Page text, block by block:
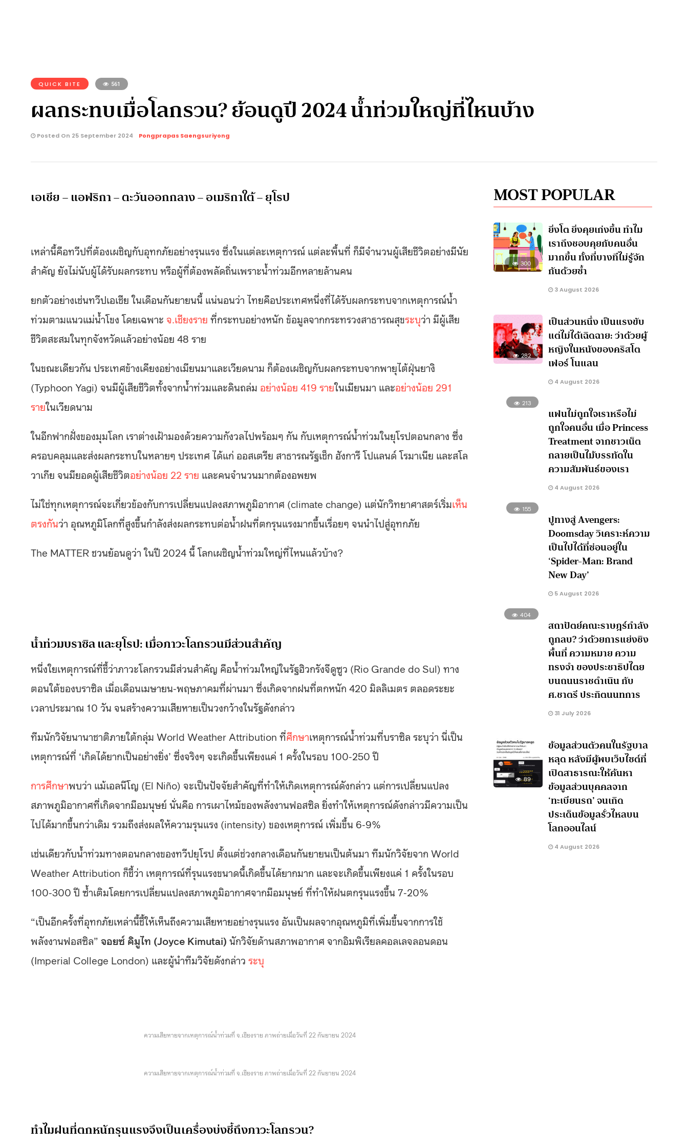
QUICK BITE 561
ผลกระทบเมื่อโลกรวน? ย้อนดูปี 2024 น้ำท่วมใหญ่ที่ไหนบ้าง
Posted On 25 September 2024 Pongprapas Saengsuriyong
เอเชีย – แอฟริกา – ตะวันออกกลาง – อเมริกาใต้ – ยุโรป
เหล่านี้คือทวีปที่ต้องเผชิญกับอุทกภัยอย่างรุนแรง ซึ่งในแต่ละเหตุการณ์ แต่ละพื้นที่ ก็มีจำนวนผู้เสียชีวิตอย่างมีนัย
สำคัญ ยังไม่นับผู้ได้รับผลกระทบ หรือผู้ที่ต้องพลัดถิ่นเพราะน้ำท่วมอีกหลายล้านคน
ยกตัวอย่างเช่นทวีปเอเชีย ในเดือนกันยายนนี้ แน่นอนว่า ไทยคือประเทศหนึ่งที่ได้รับผลกระทบจากเหตุการณ์น้ำ
ท่วมตามแนวแม่น้ำโขง โดยเฉพาะ จ.เชียงราย ที่กระทบอย่างหนัก ข้อมูลจากกระทรวงสาธารณสุขระบุว่า มีผู้เสีย
ชีวิตสะสมในทุกจังหวัดแล้วอย่างน้อย 48 ราย
ในขณะเดียวกัน ประเทศข้างเคียงอย่างเมียนมาและเวียดนาม ก็ต้องเผชิญกับผลกระทบจากพายุไต้ฝุ่นยางิ
(Typhoon Yagi) จนมีผู้เสียชีวิตทั้งจากน้ำท่วมและดินถล่ม อย่างน้อย 419 รายในเมียนมา และอย่างน้อย 291
รายในเวียดนาม
ในอีกฟากฝั่งของมุมโลก เราต่างเฝ้ามองด้วยความกังวลไปพร้อมๆ กัน กับเหตุการณ์น้ำท่วมในยุโรปตอนกลาง ซึ่ง
ครอบคลุมและส่งผลกระทบในหลายๆ ประเทศ​ ได้แก่ ออสเตรีย สาธารณรัฐเช็ก ฮังการี โปแลนด์ โรมาเนีย และสโล
วาเกีย จนมียอดผู้เสียชีวิตอย่างน้อย 22 ราย และคนจำนวนมากต้องอพยพ
ไม่ใช่ทุกเหตุการณ์จะเกี่ยวข้องกับการเปลี่ยนแปลงสภาพภูมิอากาศ (climate change) แต่นักวิทยาศาสตร์เริ่มเห็น
ตรงกันว่า อุณหภูมิโลกที่สูงขึ้นกำลังส่งผลกระทบต่อน้ำฝนที่ตกรุนแรงมากขึ้นเรื่อยๆ จนนำไปสู่อุทกภัย
The MATTER ชวนย้อนดูว่า ในปี 2024 นี้ โลกเผชิญน้ำท่วมใหญ่ที่ไหนแล้วบ้าง?
น้ำท่วมบราซิล และยุโรป: เมื่อภาวะโลกรวนมีส่วนสำคัญ
หนึ่งใยเหตุการณ์ที่ชี้ว่าภาวะโลกรวนมีส่วนสำคัญ คือน้ำท่วมใหญ่ในรัฐฮิวกรังจีดูซูว (Rio Grande do Sul) ทาง
ตอนใต้ของบราซิล เมื่อเดือนเมษายน-พฤษภาคมที่ผ่านมา ซึ่งเกิดจากฝนที่ตกหนัก 420 มิลลิเมตร ตลอดระยะ
เวลาประมาณ 10 วัน จนสร้างความเสียหายเป็นวงกว้างในรัฐดังกล่าว
ทีมนักวิจัยนานาชาติภายใต้กลุ่ม World Weather Attribution ที่ศึกษาเหตุการณ์น้ำท่วมที่บราซิล ระบุว่า นี่เป็น
เหตุการณ์ที่ ‘เกิดได้ยากเป็นอย่างยิ่ง’ ซึ่งจริงๆ จะเกิดขึ้นเพียงแค่ 1 ครั้งในรอบ 100-250 ปี
การศึกษาพบว่า แม้เอลนีโญ (El Niño) จะเป็นปัจจัยสำคัญที่ทำให้เกิดเหตุการณ์ดังกล่าว แต่การเปลี่ยนแปลง
สภาพภูมิอากาศที่เกิดจากมือมนุษย์ นั่นคือ การเผาไหม้ของพลังงานฟอสซิล ยิ่งทำให้เหตุการณ์ดังกล่าวมีความเป็น
ไปได้มากขึ้นกว่าเดิม รวมถึงส่งผลให้ความรุนแรง (intensity) ของเหตุการณ์ เพิ่มขึ้น 6-9%
เช่นเดียวกับน้ำท่วมทางตอนกลางของทวีปยุโรป ตั้งแต่ช่วงกลางเดือนกันยายนเป็นต้นมา ทีมนักวิจัยจาก World
Weather Attribution ก็ชี้ว่า เหตุการณ์ที่รุนแรงขนาดนี้เกิดขึ้นได้ยากมาก และจะเกิดขึ้นเพียงแค่ 1 ครั้งในรอบ
100-300 ปี ซ้ำเติมโดยการเปลี่ยนแปลงสภาพภูมิอากาศจากมือมนุษย์ ที่ทำให้ฝนตกรุนแรงขึ้น 7-20%
“เป็นอีกครั้งที่อุทกภัยเหล่านี้ชี้ให้เห็นถึงความเสียหายอย่างรุนแรง อันเป็นผลจากอุณหภูมิที่เพิ่มขึ้นจากการใช้
พลังงานฟอสซิล” จอยซ์ คิมูไท (Joyce Kimutai) นักวิจัยด้านสภาพอากาศ จากอิมพิเรียลคอลเลจลอนดอน
(Imperial College London) และผู้นำทีมวิจัยดังกล่าว ระบุ
ความเสียหายจากเหตุการณ์น้ำท่วมที่ จ.เชียงราย ภาพถ่ายเมื่อวันที่ 22 กันยายน 2024
ความเสียหายจากเหตุการณ์น้ำท่วมที่ จ.เชียงราย ภาพถ่ายเมื่อวันที่ 22 กันยายน 2024
ทำไมฝนที่ตกหนักรุนแรงจึงเป็นเครื่องบ่งชี้ถึงภาวะโลกรวน?
MOST POPULAR
300
ยิ่งโต ยิ่งคุยเก่งขึ้น ทำไม
เราถึงชอบคุยกับคนอื่น
มากขึ้น ทั้งที่บางทีไม่รู้จัก
กันด้วยซ้ำ
3 August 2026
282
เป็นส่วนหนึ่ง เป็นแรงขับ
แต่ไม่ได้เฉิดฉาย: ว่าด้วยผู้
หญิงในหนังของคริสโต
เฟอร์ โนแลน
4 August 2026
213
แฟนไม่ถูกใจเราหรือไม่
ถูกใจคนอื่น เมื่อ Princess
Treatment จากชาวเน็ต
กลายเป็นไม้บรรทัดใน
ความสัมพันธ์ของเรา
4 August 2026
155
ปูทางสู่ Avengers:
Doomsday วิเคราะห์ความ
เป็นไปได้ที่ซ่อนอยู่ใน
‘Spider-Man: Brand
New Day’
5 August 2026
404
สถาปัตย์คณะราษฎร์กำลัง
ถูกลบ? ว่าด้วยการแย่งชิง
พื้นที่ ความหมาย ความ
ทรงจำ ของประชาธิปไตย
บนถนนราชดำเนิน กับ
ศ.ชาตรี ประกิตนนทการ
31 July 2026
89
ข้อมูลส่วนตัวคนในรัฐบาล
หลุด หลังมีผู้พบเว็บไซต์ที่
เปิดสาธารณะให้ค้นหา
ข้อมูลส่วนบุคคลจาก
‘ทะเบียนรถ’ จนเกิด
ประเด็นข้อมูลรั่วไหลบน
โลกออนไลน์
4 August 2026